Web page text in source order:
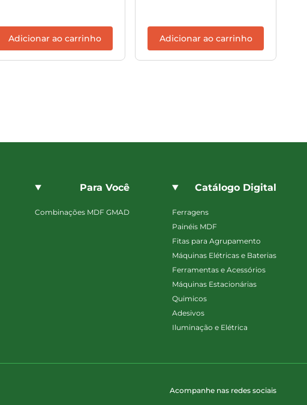
Adicionar ao carrinho Adicionar ao carrinho
Para Você
Combinações MDF GMAD
Catálogo Digital
Ferragens
Painéis MDF
Fitas para Agrupamento
Máquinas Elétricas e Baterias
Ferramentas e Acessórios
Máquinas Estacionárias
Quimicos
Adesivos
Iluminação e Elétrica
Acompanhe nas redes sociais